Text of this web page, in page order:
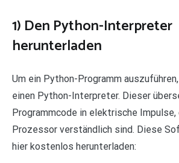
1) Den Python-Interpreter
herunterladen
Um ein Python-Programm
einen Python-Interpreter. Dieser
Programmcode in elektrische
Prozessor verständlich sind. Diese
hier kostenlos herunterladen: